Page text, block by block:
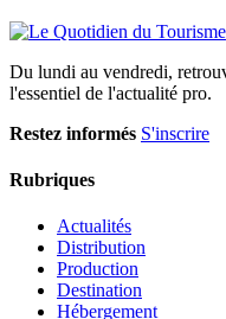
Du lundi au vendredi,
l'essentiel de l'actualité pro.
Restez informés S'inscrire
Rubriques
Actualités
Distribution
Production
Destination
Hébergement